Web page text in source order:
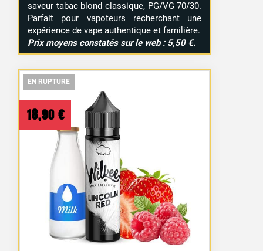
saveur tabac blond classique, PG/VG 70/30.
Parfait pour vapoteurs recherchant une
expérience de vape authentique et familière.
Prix moyens constatés sur le web : 5,50 €.
EN RUPTURE
EN RUPTURE
18,90 €
EN RUPTURE